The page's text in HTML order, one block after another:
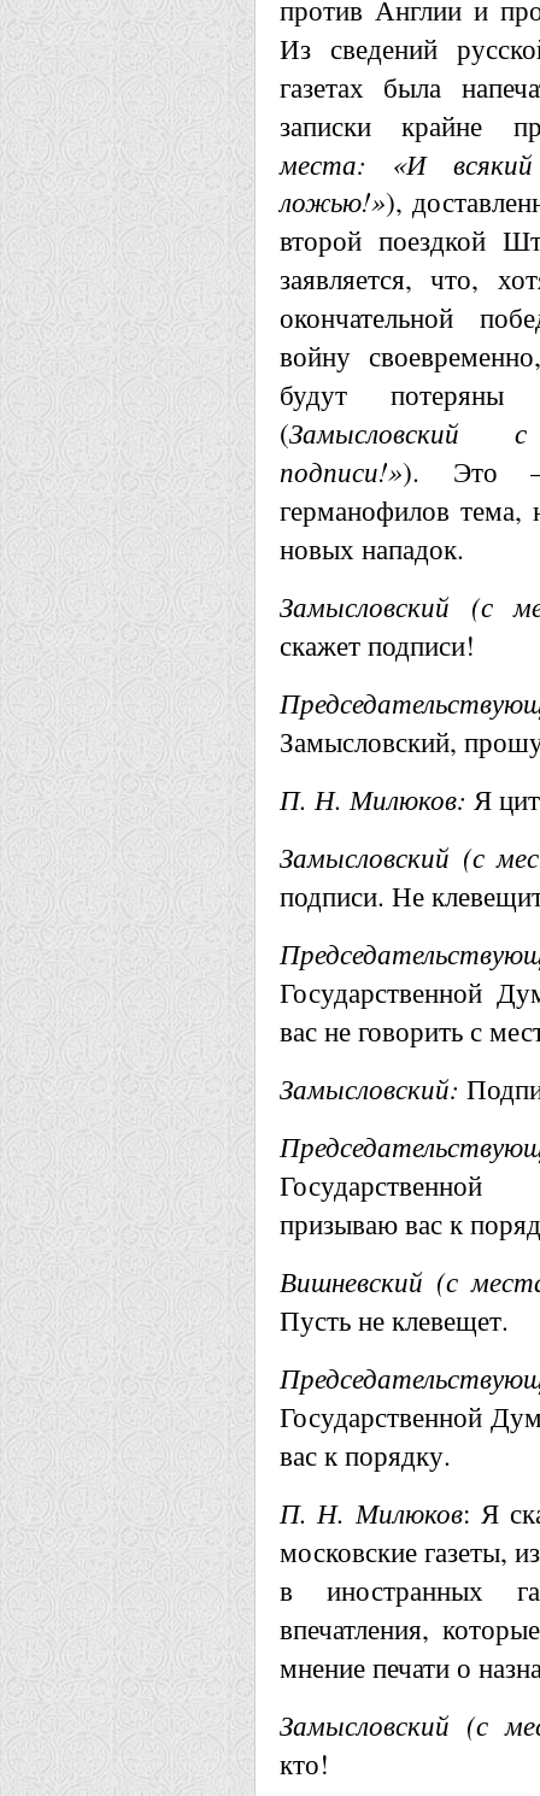
против Англии и
Из сведений
газетах была
записки крайне
места: «И
ложью!»),
второй поездкой
заявляется, что,
окончательной
войну
будут потеряны
(Замысловский
подписи!»). Это —
германофилов тема,
новых нападок.
Замысловский (с
скажет подписи!
Замысловский,
П. Н. Милюков: Я
Замысловский (с
подписи. Не
Государственной
вас не говорить с
Замысловский:
призываю вас к
Вишневский (с
Пусть не клевещет.
Государственной
вас к порядку.
П. Н. Милюков: Я
московские газеты,
в иностранных
впечатления,
мнение печати о
Замысловский (с
кто!